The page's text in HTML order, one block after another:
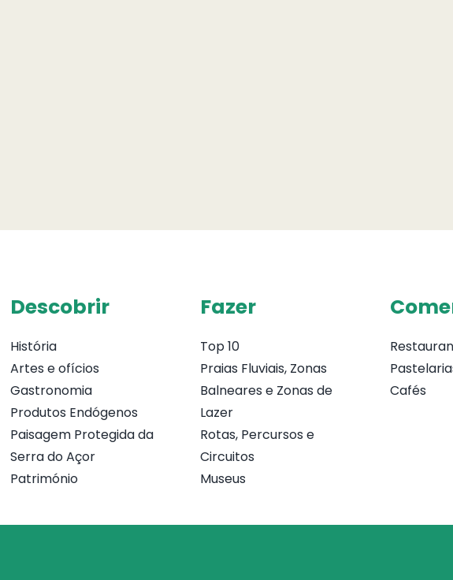
Descobrir
História
Artes e ofícios
Gastronomia
Produtos Endógenos
Paisagem Protegida da
Serra do Açor
Património
Fazer
Top 10
Praias Fluviais, Zonas
Balneares e Zonas de
Lazer
Rotas, Percursos e
Circuitos
Museus
Cafés